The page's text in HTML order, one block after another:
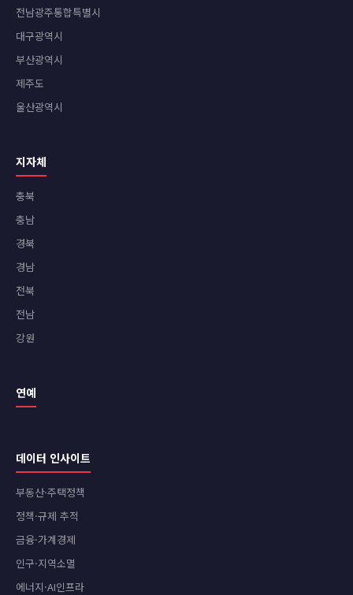
전남광주통합특별시
대구광역시
부산광역시
제주도
울산광역시
지자체
충북
충남
경북
경남
전북
전남
강원
연예
데이터 인사이트
부동산·주택정책
정책·규제 추적
금융·가계경제
인구·지역소멸
에너지·AI인프라